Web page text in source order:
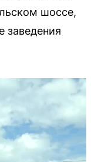
шоссе,
заведения